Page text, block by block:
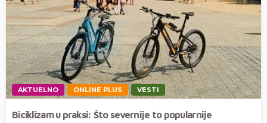
AKTUELNO ONLINE PLUS VESTI
Biciklizam u praksi: Što severnije to popularnije